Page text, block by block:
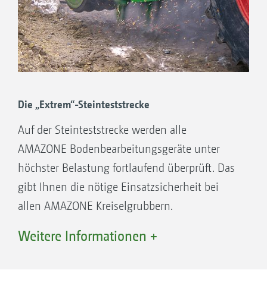
Großer Freiraum zwischen Werkzeugträger
und glattem Wannenboden für
verstopfungsfreie Mulchsaat und einen
optimalen Durchgang
Wellendichtring gegen Ölverlust und
Labyrinthdichtung gegen Einzug von
Pflanzenfasern und Schmutz
Zinkenträger und Welle aus einem Stück
geschmiedet und mit großem
Wellendurchmesser, Kreiselgrubber KG
und KX ∅ = 60 mm
Quick + Safe-System mit werkzeuglosem
Die „Extrem“-Steinteststrecke
Auf der Steinteststrecke werden alle
AMAZONE Bodenbearbeitungsgeräte unter
höchster Belastung fortlaufend überprüft. Das
gibt Ihnen die nötige Einsatzsicherheit bei
allen AMAZONE Kreiselgrubbern.
Weitere Informationen +